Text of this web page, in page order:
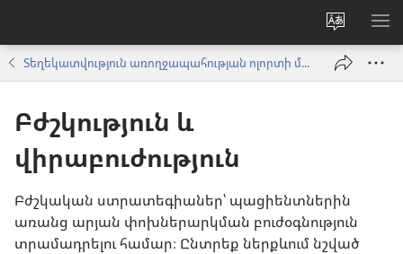
Փոխել
կայքի
լեզուն
Տեղեկատվություն առողջապահության ոլորտի մասնագետների համար
Բժշկություն և
վիրաբուժություն
Բժշկական ստրատեգիաներ՝ պացիենտներին
առանց արյան փոխներարկման բուժօգնություն
տրամադրելու համար։ Ընտրեք ներքևում նշված